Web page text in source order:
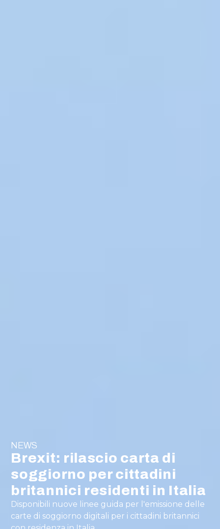
NEWS
Brexit: rilascio carta di
soggiorno per cittadini
britannici residenti in Italia
Disponibili nuove linee guida per l'emissione delle
carte di soggiorno digitali per i cittadini britannici